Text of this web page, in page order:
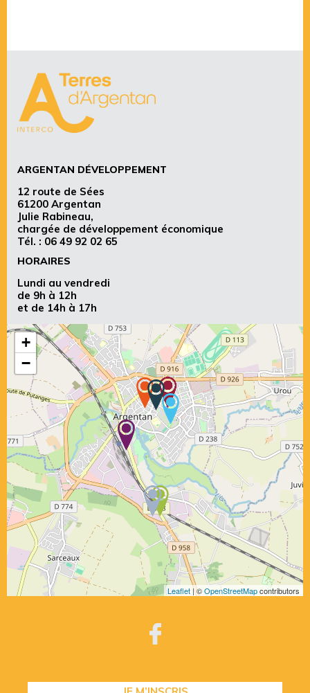
ARGENTAN DÉVELOPPEMENT
12 route de Sées
61200 Argentan
Julie Rabineau,
chargée de développement économique
Tél. : 06 49 92 02 65
HORAIRES
Lundi au vendredi
de 9h à 12h
et de 14h à 17h
+
−
Leaflet | ©OpenStreetMapcontributors